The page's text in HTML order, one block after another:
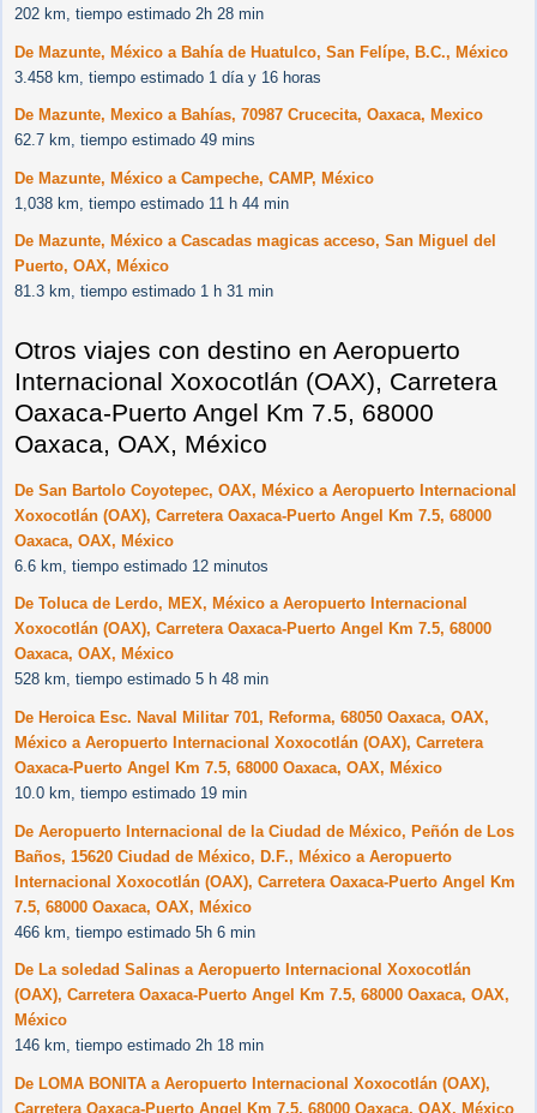
202 km, tiempo estimado 2h 28 min
De Mazunte, México a Bahía de Huatulco, San Felípe, B.C., México
3.458 km, tiempo estimado 1 día y 16 horas
De Mazunte, Mexico a Bahías, 70987 Crucecita, Oaxaca, Mexico
62.7 km, tiempo estimado 49 mins
De Mazunte, México a Campeche, CAMP, México
1,038 km, tiempo estimado 11 h 44 min
De Mazunte, México a Cascadas magicas acceso, San Miguel del
Puerto, OAX, México
81.3 km, tiempo estimado 1 h 31 min
Otros viajes con destino en Aeropuerto
Internacional Xoxocotlán (OAX), Carretera
Oaxaca-Puerto Angel Km 7.5, 68000
Oaxaca, OAX, México
De San Bartolo Coyotepec, OAX, México a Aeropuerto Internacional
Xoxocotlán (OAX), Carretera Oaxaca-Puerto Angel Km 7.5, 68000
Oaxaca, OAX, México
6.6 km, tiempo estimado 12 minutos
De Toluca de Lerdo, MEX, México a Aeropuerto Internacional
Xoxocotlán (OAX), Carretera Oaxaca-Puerto Angel Km 7.5, 68000
Oaxaca, OAX, México
528 km, tiempo estimado 5 h 48 min
De Heroica Esc. Naval Militar 701, Reforma, 68050 Oaxaca, OAX,
México a Aeropuerto Internacional Xoxocotlán (OAX), Carretera
Oaxaca-Puerto Angel Km 7.5, 68000 Oaxaca, OAX, México
10.0 km, tiempo estimado 19 min
De Aeropuerto Internacional de la Ciudad de México, Peñón de Los
Baños, 15620 Ciudad de México, D.F., México a Aeropuerto
Internacional Xoxocotlán (OAX), Carretera Oaxaca-Puerto Angel Km
7.5, 68000 Oaxaca, OAX, México
466 km, tiempo estimado 5h 6 min
De La soledad Salinas a Aeropuerto Internacional Xoxocotlán
(OAX), Carretera Oaxaca-Puerto Angel Km 7.5, 68000 Oaxaca, OAX,
México
146 km, tiempo estimado 2h 18 min
De LOMA BONITA a Aeropuerto Internacional Xoxocotlán (OAX),
Carretera Oaxaca-Puerto Angel Km 7.5, 68000 Oaxaca, OAX, México